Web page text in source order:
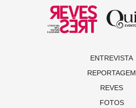
ENTREVISTA
REPORTAGEM
REVES
FOTOS